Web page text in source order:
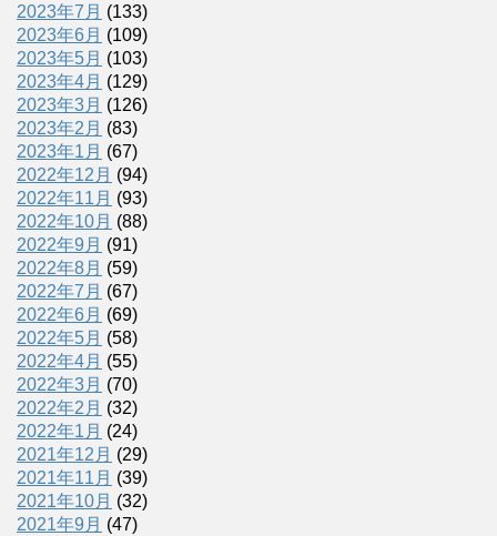
2023年7月 (133)
2023年6月 (109)
2023年5月 (103)
2023年4月 (129)
2023年3月 (126)
2023年2月 (83)
2023年1月 (67)
2022年12月 (94)
2022年11月 (93)
2022年10月 (88)
2022年9月 (91)
2022年8月 (59)
2022年7月 (67)
2022年6月 (69)
2022年5月 (58)
2022年4月 (55)
2022年3月 (70)
2022年2月 (32)
2022年1月 (24)
2021年12月 (29)
2021年11月 (39)
2021年10月 (32)
2021年9月 (47)